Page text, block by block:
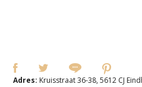
Adres: Kruisstraat 36-38, 5612 CJ